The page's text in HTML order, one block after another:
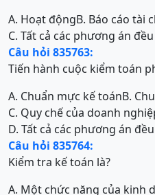
A. Hoạt độngB. Báo cáo tài
C. Tất cả các phương án
Câu hỏi 835763:
Tiến hành cuộc kiểm toán
A. Chuẩn mực kế toánB.
C. Quy chế của doanh
D. Tất cả các phương án
Câu hỏi 835764:
Kiểm tra kế toán là?
A. Một chức năng của kinh